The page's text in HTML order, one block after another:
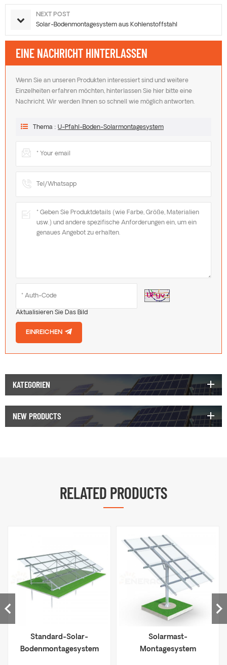
NEXT POST
Solar-Bodenmontagesystem aus Kohlenstoffstahl
EINE NACHRICHT HINTERLASSEN
Wenn Sie an unseren Produkten interessiert sind und weitere
Einzelheiten erfahren möchten, hinterlassen Sie hier bitte eine
Nachricht. Wir werden Ihnen so schnell wie möglich antworten.
Thema : U-Pfahl-Boden-Solarmontagesystem
Aktualisieren Sie Das Bild
EINREICHEN
KATEGORIEN
NEW PRODUCTS
RELATED PRODUCTS
Standard-Solar-
Bodenmontagesystem
Solarmast-
Montagesystem